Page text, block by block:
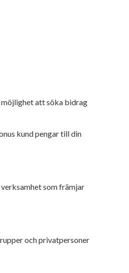
möjlighet att söka bidrag
kund pengar till din
som främjar
och privatpersoner